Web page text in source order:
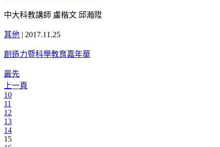
中大科教講師 盧楷文 邱瀚陞
其他 | 2017.11.25
創造力暨科學教育嘉年華
最先
上一頁
10
11
12
13
14
15